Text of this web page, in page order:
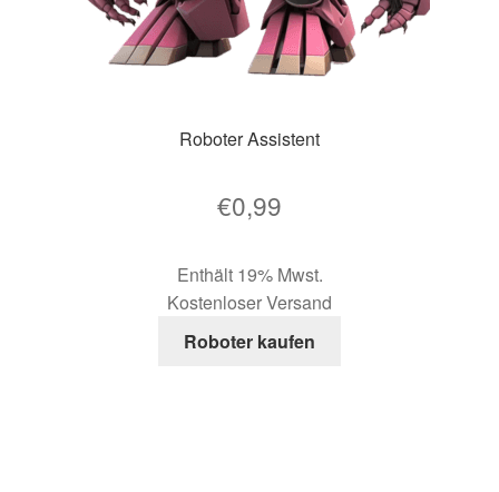
Roboter Assistent
€0,99
Enthält 19% Mwst.
Kostenloser Versand
Roboter kaufen